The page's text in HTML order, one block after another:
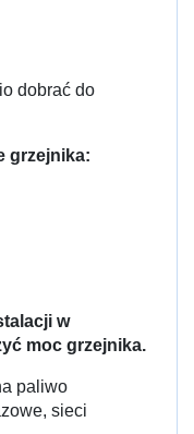
dobrać do
grzejnika:
w
moc grzejnika.
paliwo
sieci